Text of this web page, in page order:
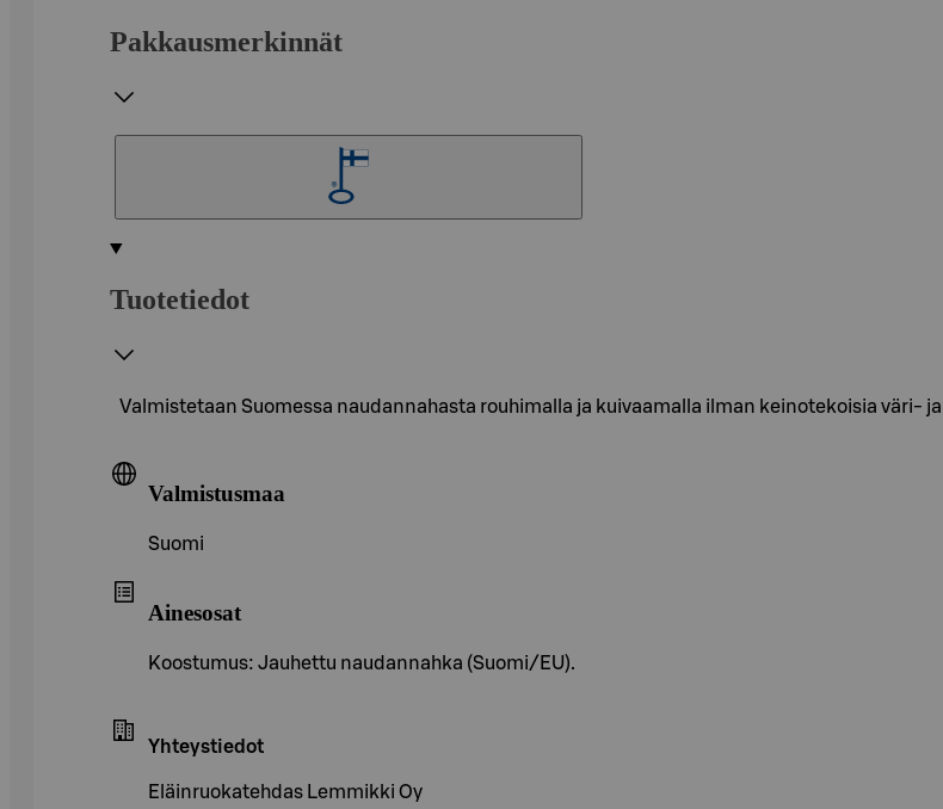
Pakkausmerkinnät
Tuotetiedot
Valmistetaan Suomessa naudannahasta rouhimalla ja kuivaamalla ilman keinotekoisia väri-
Valmistusmaa
Suomi
Ainesosat
Koostumus: Jauhettu naudannahka (Suomi/EU).
Yhteystiedot
Eläinruokatehdas Lemmikki Oy